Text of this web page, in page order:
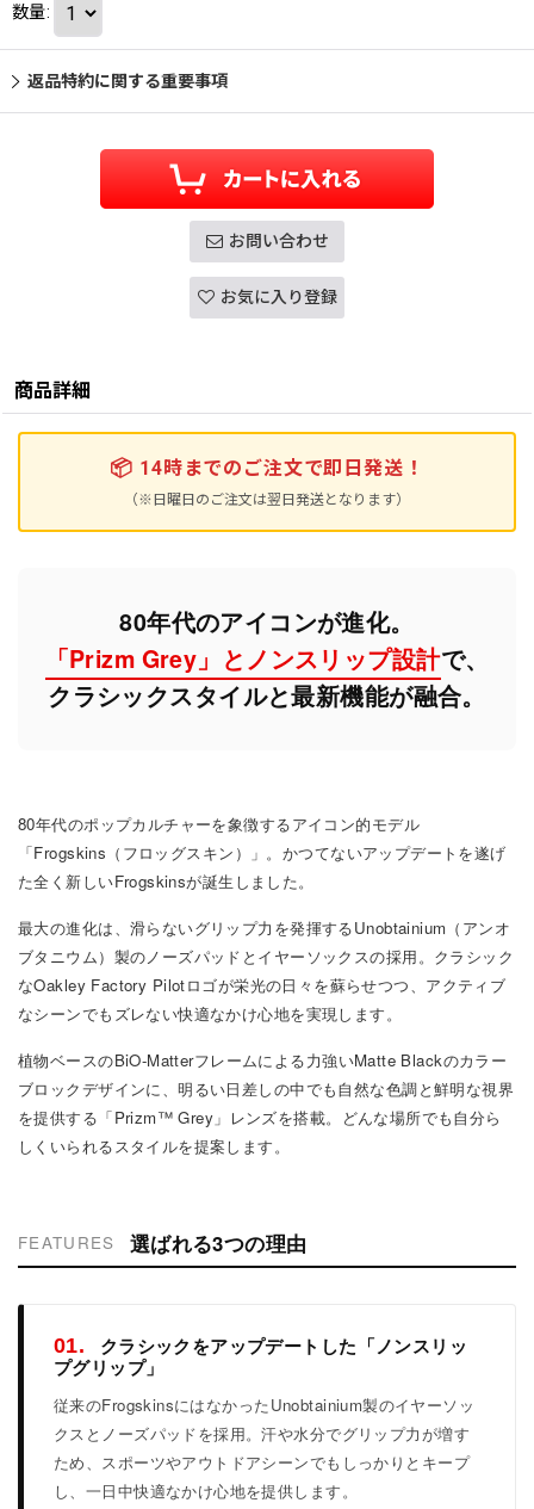
数量:
返品特約に関する重要事項
お問い合わせ
お気に入り登録
商品詳細
📦 14時までのご注文で即日発送！
（※日曜日のご注文は翌日発送となります）
80年代のアイコンが進化。
「Prizm Grey」とノンスリップ設計で、
クラシックスタイルと最新機能が融合。
80年代のポップカルチャーを象徴するアイコン的モデル
「Frogskins（フロッグスキン）」。かつてないアップデートを遂げ
た全く新しいFrogskinsが誕生しました。
最大の進化は、滑らないグリップ力を発揮するUnobtainium（アンオ
ブタニウム）製のノーズパッドとイヤーソックスの採用。クラシック
なOakley Factory Pilotロゴが栄光の日々を蘇らせつつ、アクティブ
なシーンでもズレない快適なかけ心地を実現します。
植物ベースのBiO-Matterフレームによる力強いMatte Blackのカラー
ブロックデザインに、明るい日差しの中でも自然な色調と鮮明な視界
を提供する「Prizm™ Grey」レンズを搭載。どんな場所でも自分ら
しくいられるスタイルを提案します。
FEATURES 選ばれる3つの理由
01.
クラシックをアップデートした「ノンスリッ
プグリップ」
従来のFrogskinsにはなかったUnobtainium製のイヤーソッ
クスとノーズパッドを採用。汗や水分でグリップ力が増す
ため、スポーツやアウトドアシーンでもしっかりとキープ
し、一日中快適なかけ心地を提供します。